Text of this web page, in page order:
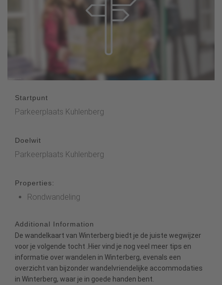
Startpunt
Parkeerplaats Kuhlenberg
Doelwit
Parkeerplaats Kuhlenberg
Properties:
Rondwandeling
Additional Information
De wandelkaart van Winterberg biedt je de juiste wegwijzer
voor je volgende tocht Hiervind je nog veel meer tips en
informatie over wandelen in Winterberg, evenals een
overzicht van bijzonderwandelvriendelijke accommodaties
in Winterberg, waar je in goede handen bent.